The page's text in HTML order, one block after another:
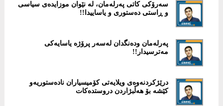
سەرۆکی کاتی پەرلەمان، لە نێوان موزایدەی سیاسی
و ڕاستی دەستوری و یاساییدا!!
پەرلەمان ودەنگدان لەسەر پرۆژە یاسایەكی
مەترسیدار!!
درێژكردنەوەی ویلایەتی كۆمیسیاران نادەستوریەو
كێشە بۆ هەڵبژاردن دروستدەكات